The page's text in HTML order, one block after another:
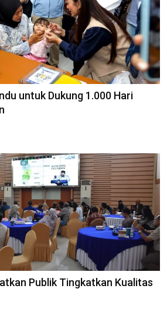
untuk Dukung 1.000 Hari
Publik Tingkatkan Kualitas